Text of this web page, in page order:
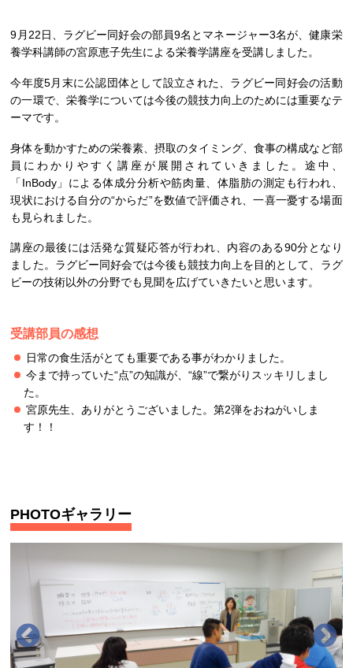
9月22日、ラグビー同好会の部員9名とマネージャー3名が、健康栄
養学科講師の宮原恵子先生による栄養学講座を受講しました。
今年度5月末に公認団体として設立された、ラグビー同好会の活動
の一環で、栄養学については今後の競技力向上のためには重要なテ
ーマです。
身体を動かすための栄養素、摂取のタイミング、食事の構成など部
員にわかりやすく講座が展開されていきました。途中、
「InBody」による体成分分析や筋肉量、体脂肪の測定も行われ、
現状における自分の“からだ”を数値で評価され、一喜一憂する場面
も見られました。
講座の最後には活発な質疑応答が行われ、内容のある90分となり
ました。ラグビー同好会では今後も競技力向上を目的として、ラグ
ビーの技術以外の分野でも見聞を広げていきたいと思います。
受講部員の感想
日常の食生活がとても重要である事がわかりました。
今まで持っていた“点”の知識が、“線”で繋がりスッキリしまし
た。
宮原先生、ありがとうございました。第2弾をおねがいしま
す！！
PHOTOギャラリー